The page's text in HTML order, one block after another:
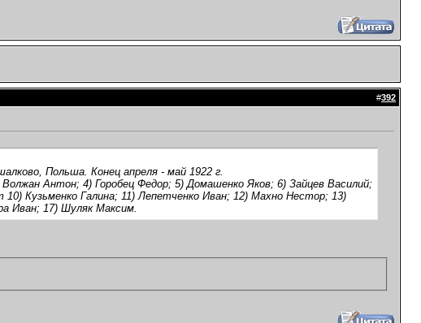
#392
Польша. Конец апреля - май 1922 г.
Антон; 4) Горобец Федор; 5) Домашенко Яков; 6) Зайцев Василий;
Кузьменко Галина; 11) Лепетченко Иван; 12) Махно Нестор; 13)
Иван; 17) Шуляк Максим.